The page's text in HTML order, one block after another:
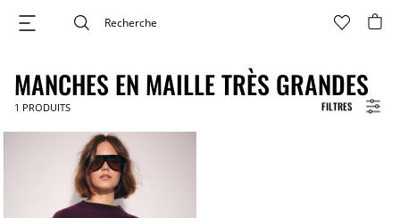
FILTRES
MANCHES EN MAILLE TRÈS GRANDES
1 PRODUITS